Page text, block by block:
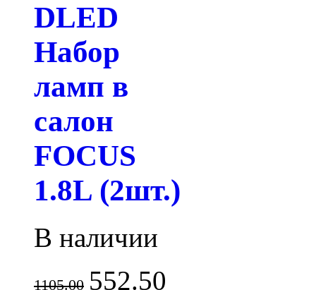
DLED
Набор
ламп в
салон
FOCUS
1.8L (2шт.)
В наличии
1105.00 552.50